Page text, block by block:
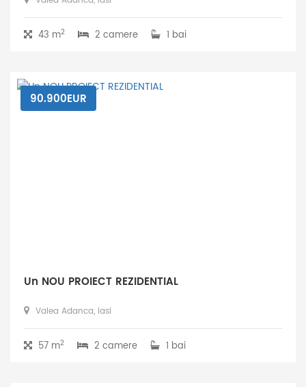
43 m2 2 camere 1 bai
Un NOU PROIECT REZIDENTIAL
Valea Adanca, Iasi
90.900EUR
57 m2 2 camere 1 bai